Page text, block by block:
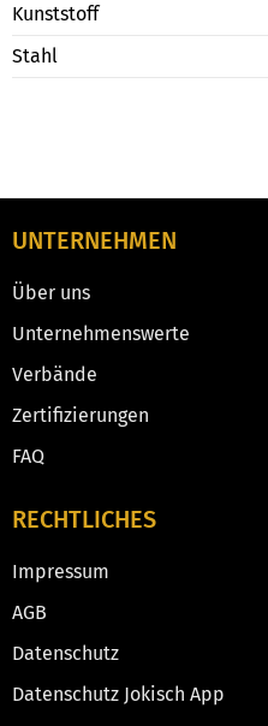
Kunststoff
Stahl
UNTERNEHMEN
Über uns
Unternehmenswerte
Verbände
Zertifizierungen
FAQ
RECHTLICHES
Impressum
AGB
Datenschutz
Datenschutz Jokisch App